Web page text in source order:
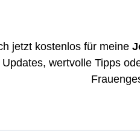
jetzt kostenlos für meine
wertvolle Tipps